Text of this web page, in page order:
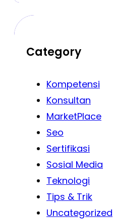
Category
Kompetensi
Konsultan
MarketPlace
Seo
Sertifikasi
Sosial Media
Teknologi
Tips & Trik
Uncategorized